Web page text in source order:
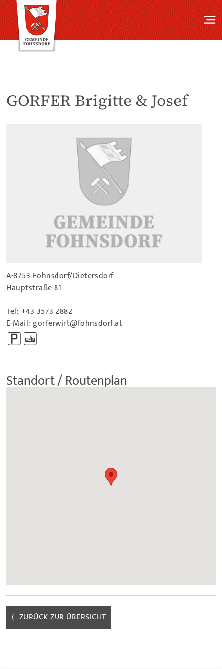
GORFER Brigitte & Josef
A-8753 Fohnsdorf/Dietersdorf
Hauptstraße 81
Tel: +43 3573 2882
E-Mail:gorferwirt@fohnsdorf.at
Standort / Routenplan
⟨ ZURÜCK ZUR ÜBERSICHT